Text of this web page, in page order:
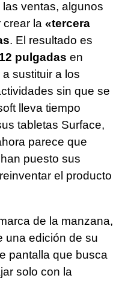
ventas, algunos
la «tercera
. El resultado es
12 pulgadas en
sustituir a los
sin que se
lleva tiempo
tabletas Surface,
parece que
puesto sus
el producto
de la manzana,
una edición de su
pantalla que busca
solo con la